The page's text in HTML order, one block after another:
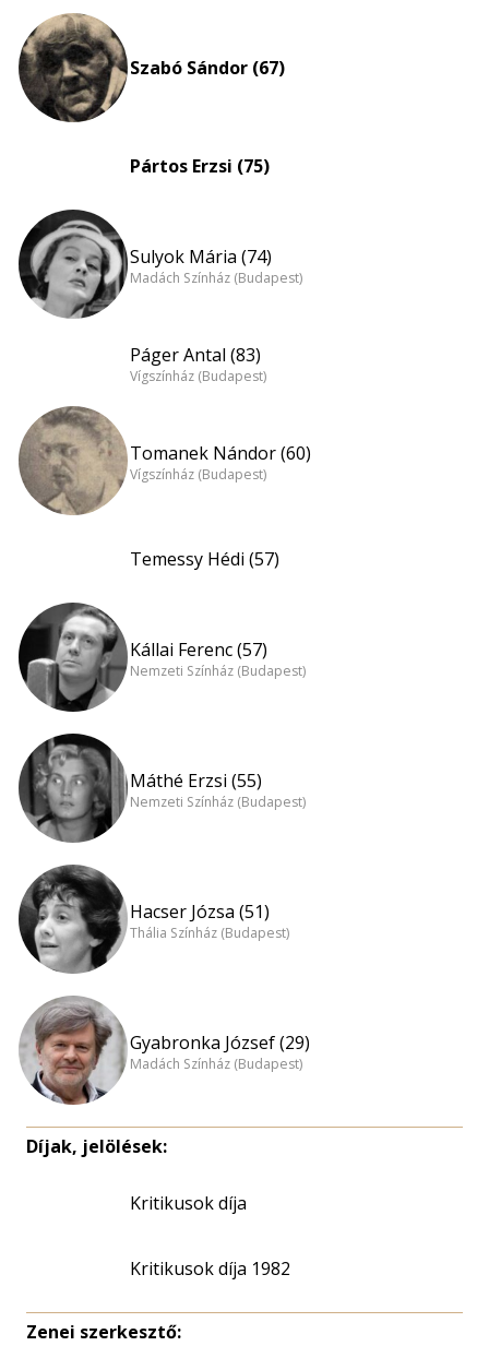
Szabó Sándor (67)
Pártos Erzsi (75)
Sulyok Mária (74)
Madách Színház (Budapest)
Páger Antal (83)
Vígszínház (Budapest)
Tomanek Nándor (60)
Vígszínház (Budapest)
Temessy Hédi (57)
Kállai Ferenc (57)
Nemzeti Színház (Budapest)
Máthé Erzsi (55)
Nemzeti Színház (Budapest)
Hacser Józsa (51)
Thália Színház (Budapest)
Gyabronka József (29)
Madách Színház (Budapest)
Díjak, jelölések:
Kritikusok díja
Kritikusok díja 1982
Zenei szerkesztő: